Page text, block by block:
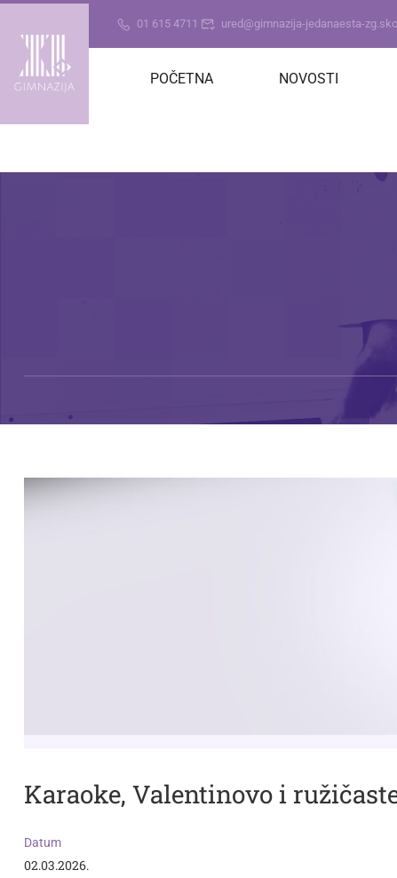
01 615 4711 ured@gimnazija-jedanaesta-
POČETNA NOVOSTI
Karaoke, Valentinovo i
Datum
02.03.2026.